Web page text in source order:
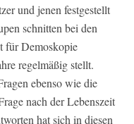
und jenen festgestellt
schnitten bei den
für Demoskopie
regelmäßig stellt.
ebenso wie die
nach der Lebenszeit
hat sich in diesen